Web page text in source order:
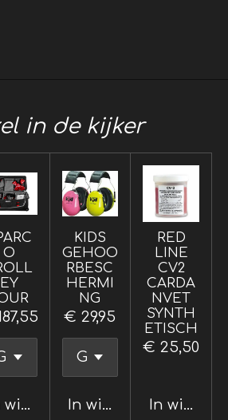
in de kijker
O
EY
winkelwagen
KIDS
GEHOO
RBESC
HERMI
NG
€ 29,95
In winkelwagen
RED
LINE
CV2
CARDA
NVET
SYNTH
ETISCH
€ 25,50
In